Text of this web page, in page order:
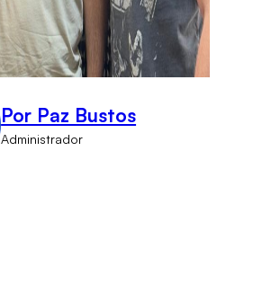
Por Paz Bustos
Administrador